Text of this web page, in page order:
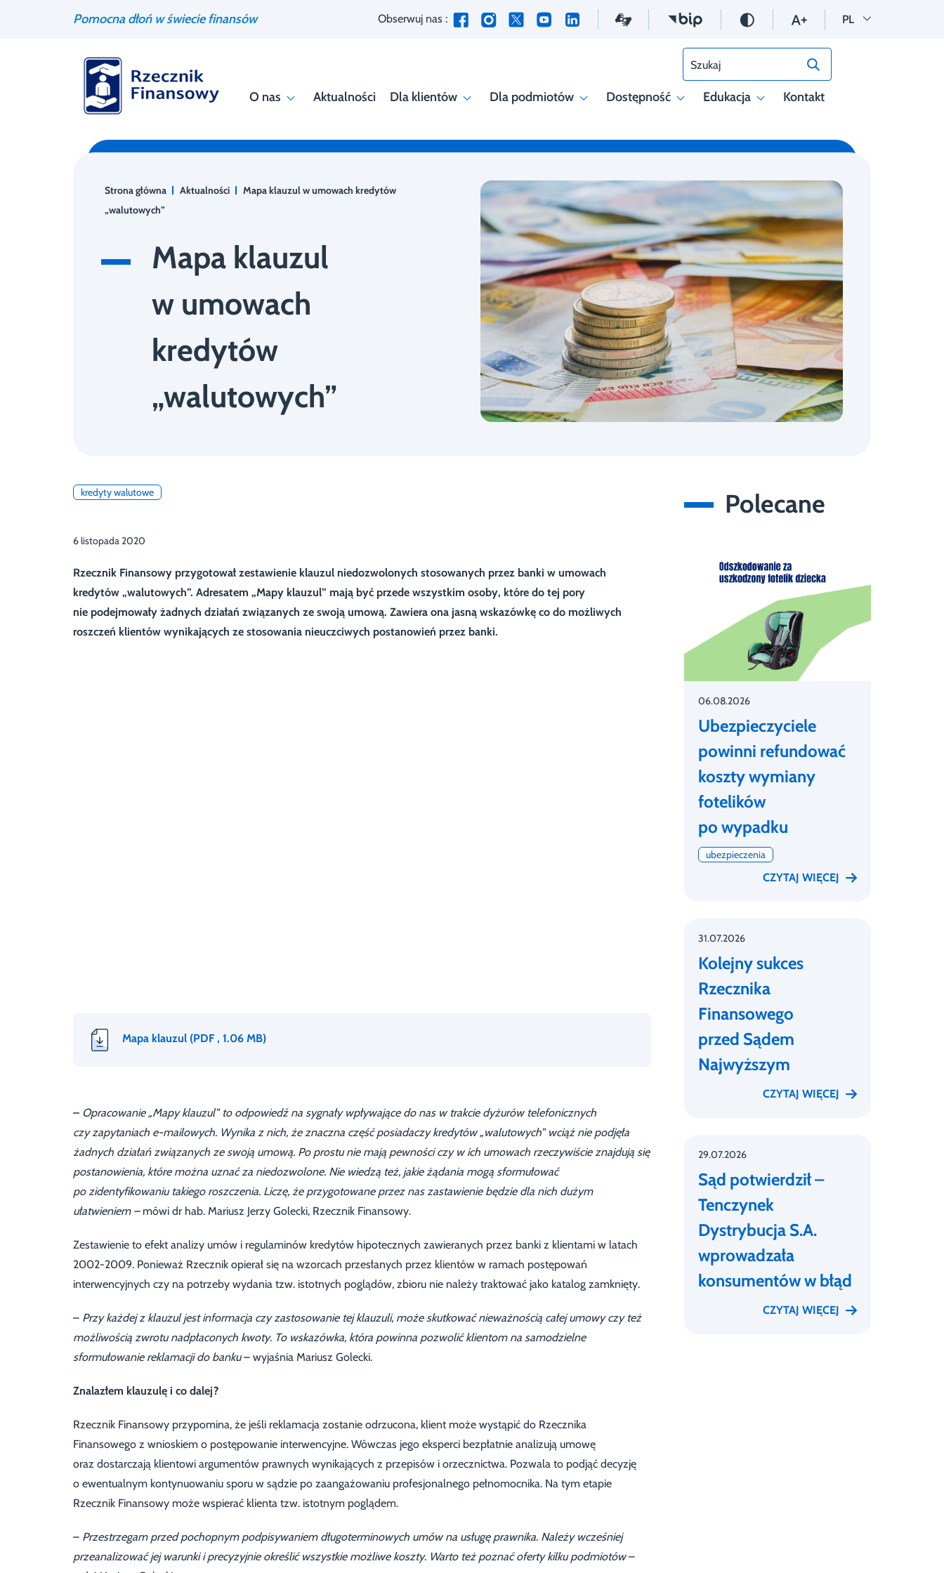
Pomocna dłoń w świecie finansów Obserwuj nas : PL Wersja polska
O nas Aktualności Dla klientów Dla podmiotów Dostępność Edukacja Kontakt
Szukaj
Strona główna Aktualności
Mapa klauzul w umowach kredytów
„walutowych”
Mapa klauzul
w umowach
kredytów
„walutowych”
kredyty walutowe
6 listopada 2020
Rzecznik Finansowy przygotował zestawienie klauzul niedozwolonych stosowanych przez banki w umowach
kredytów „walutowych”. Adresatem „Mapy klauzul” mają być przede wszystkim osoby, które do tej pory
nie podejmowały żadnych działań związanych ze swoją umową. Zawiera ona jasną wskazówkę co do możliwych
roszczeń klientów wynikających ze stosowania nieuczciwych postanowień przez banki.
Mapa klauzul (PDF , 1.06 MB)
– Opracowanie „Mapy klauzul” to odpowiedź na sygnały wpływające do nas w trakcie dyżurów telefonicznych
czy zapytaniach e-mailowych. Wynika z nich, że znaczna część posiadaczy kredytów „walutowych” wciąż nie podjęła
żadnych działań związanych ze swoją umową. Po prostu nie mają pewności czy w ich umowach rzeczywiście znajdują się
postanowienia, które można uznać za niedozwolone. Nie wiedzą też, jakie żądania mogą sformułować
po zidentyfikowaniu takiego roszczenia. Liczę, że przygotowane przez nas zastawienie będzie dla nich dużym
ułatwieniem – mówi dr hab. Mariusz Jerzy Golecki, Rzecznik Finansowy.
Zestawienie to efekt analizy umów i regulaminów kredytów hipotecznych zawieranych przez banki z klientami w latach
2002-2009. Ponieważ Rzecznik opierał się na wzorcach przesłanych przez klientów w ramach postępowań
interwencyjnych czy na potrzeby wydania tzw. istotnych poglądów, zbioru nie należy traktować jako katalog zamknięty.
– Przy każdej z klauzul jest informacja czy zastosowanie tej klauzuli, może skutkować nieważnością całej umowy czy też
możliwością zwrotu nadpłaconych kwoty. To wskazówka, która powinna pozwolić klientom na samodzielne
sformułowanie reklamacji do banku– wyjaśnia Mariusz Golecki.
Znalazłem klauzulę i co dalej?
Rzecznik Finansowy przypomina, że jeśli reklamacja zostanie odrzucona, klient może wystąpić do Rzecznika
Finansowego z wnioskiem o postępowanie interwencyjne. Wówczas jego eksperci bezpłatnie analizują umowę
oraz dostarczają klientowi argumentów prawnych wynikających z przepisów i orzecznictwa. Pozwala to podjąć decyzję
o ewentualnym kontynuowaniu sporu w sądzie po zaangażowaniu profesjonalnego pełnomocnika. Na tym etapie
Rzecznik Finansowy może wspierać klienta tzw. istotnym poglądem.
– Przestrzegam przed pochopnym podpisywaniem długoterminowych umów na usługę prawnika. Należy wcześniej
przeanalizować jej warunki i precyzyjnie określić wszystkie możliwe koszty. Warto też poznać oferty kilku podmiotów–
Polecane
06.08.2026
Ubezpieczyciele
powinni refundować
koszty wymiany
fotelików
po wypadku
ubezpieczenia
CZYTAJ WIĘCEJ
31.07.2026
Kolejny sukces
Rzecznika
Finansowego
przed Sądem
Najwyższym
CZYTAJ WIĘCEJ
29.07.2026
Sąd potwierdził –
Tenczynek
Dystrybucja S.A.
wprowadzała
konsumentów w błąd
CZYTAJ WIĘCEJ